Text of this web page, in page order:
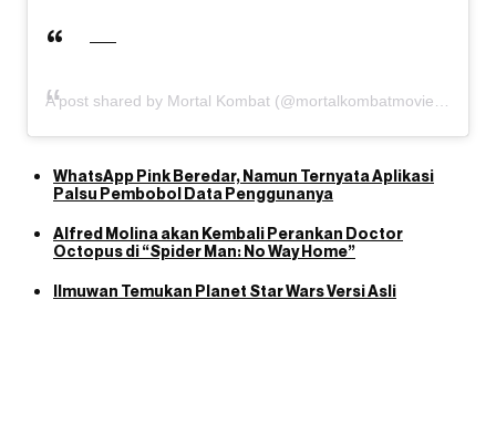
A post shared by Mortal Kombat (@mortalkombatmovie)
WhatsApp Pink Beredar, Namun Ternyata Aplikasi
Palsu Pembobol Data Penggunanya
Alfred Molina akan Kembali Perankan Doctor
Octopus di “Spider Man: No Way Home”
Ilmuwan Temukan Planet Star Wars Versi Asli